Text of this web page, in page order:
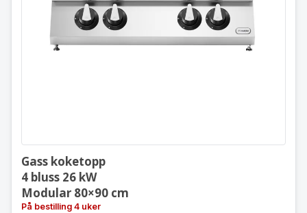
Gass koketopp
4 bluss 26 kW
Modular 80×90 cm
Gass koketopp
4 bluss 26 kW
Modular 80×90 cm
På bestilling 4 uker